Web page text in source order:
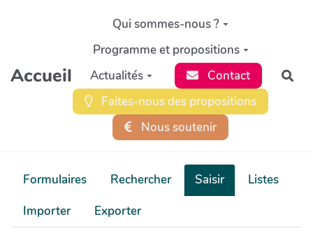
Aller au contenu principal
Accueil
Qui sommes-nous ?
Programme et propositions
Actualités
Contact
Faites-nous des propositions
Nous soutenir
Formulaires Rechercher Saisir
Listes
Importer
Exporter